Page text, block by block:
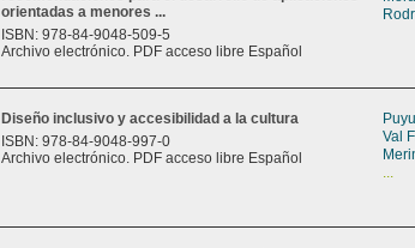
orientadas a menores ...
ISBN: 978-84-9048-509-5
Archivo electrónico. PDF acceso libre Español
Diseño inclusivo y accesibilidad a la cultura
ISBN: 978-84-9048-997-0
Archivo electrónico. PDF acceso libre Español
Val
...